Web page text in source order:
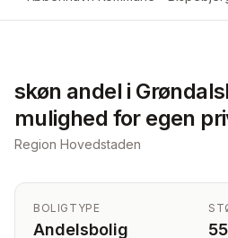
skøn andel i
mulighed for egen
Region Hovedstaden
BOLIGTYPE
Andelsbolig